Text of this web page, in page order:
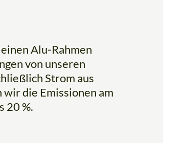
Alu-Rahmen
von unseren
Strom aus
die Emissionen am
20 %.